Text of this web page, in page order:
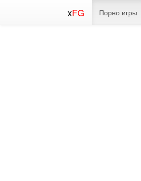
xFG Порно игры